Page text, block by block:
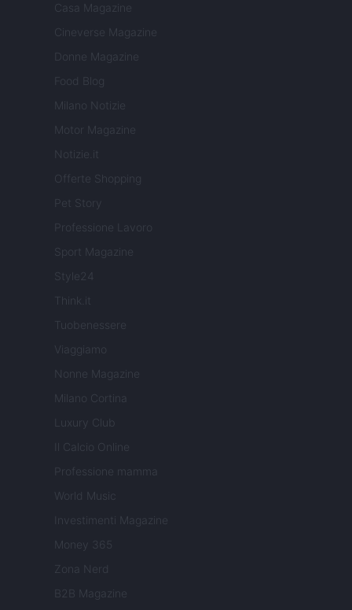
Casa Magazine
Cineverse Magazine
Donne Magazine
Food Blog
Milano Notizie
Motor Magazine
Notizie.it
Offerte Shopping
Pet Story
Professione Lavoro
Sport Magazine
Style24
Think.it
Tuobenessere
Viaggiamo
Nonne Magazine
Milano Cortina
Luxury Club
Il Calcio Online
Professione mamma
World Music
Investimenti Magazine
Money 365
Zona Nerd
B2B Magazine